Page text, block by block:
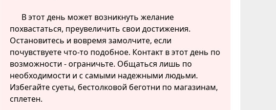
В этот день может возникнуть желание
похвастаться, преувеличить свои достижения.
Остановитесь и вовремя замолчите, если
почувствуете что-то подобное. Контакт в этот день по
возможности - ограничьте. Общаться лишь по
необходимости и с самыми надежными людьми.
Избегайте суеты, бестолковой беготни по магазинам,
сплетен.